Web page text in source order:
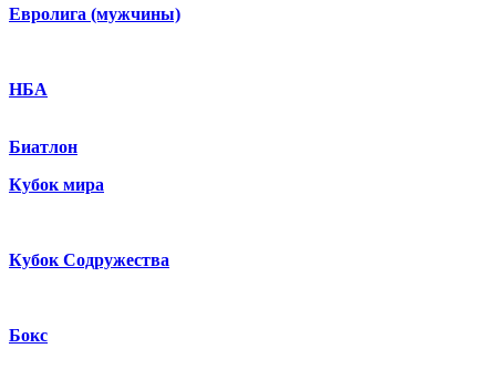
Евролига (мужчины)
НБА
Биатлон
Кубок мира
Кубок Содружества
Бокс